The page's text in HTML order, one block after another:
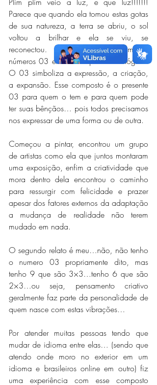
Parece que quando ela tomou estas gotas
de sua natureza, a terra se abriu, o sol
voltou a brilhar e ela se viu, se
reconectou. Essa mulher tem muitos
números 03 em seu mapa numerológico.
O 03 simboliza a expressão, a criação,
a expansão. Esse composto é o presente
03 para quem o tem e para quem pode
ter suas bênçãos… pois todos precisamos
nos expressar de uma forma ou de outra.
Começou a pintar, encontrou um grupo
de artistas como ela que juntos montaram
uma exposição, enfim a criatividade que
mora dentro dela encontrou o caminho
para ressurgir com felicidade e prazer
apesar dos fatores externos da adaptação
a mudança de realidade não terem
mudado em nada.
O segundo relato é meu…não, não tenho
o numero 03 propriamente dito, mas
tenho 9 que são 3×3…tenho 6 que são
2×3…ou seja, pensamento criativo
geralmente faz parte da personalidade de
quem nasce com estas vibrações…
Por atender muitas pessoas tendo que
mudar de idioma entre elas… (sendo que
atendo onde moro no exterior em um
idioma e brasileiros online em outro) fiz
uma experiência com esse composto